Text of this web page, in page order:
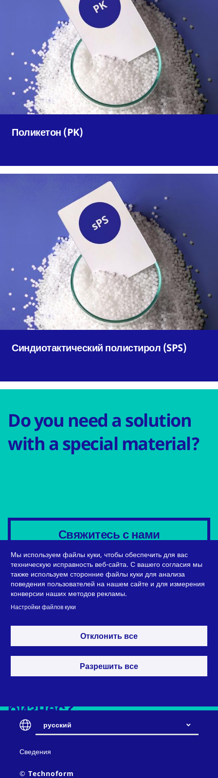
Поликетон (PK)
Синдиотактический полистирол (SPS)
Do you need a solution
with a special material?
Свяжитесь с нами
Хотите узнать больше
о том, как пластмассы
могут улучшить ваш
бизнес?
Мы используем файлы куки, чтобы обеспечить для вас
техническую исправность веб-сайта. С вашего согласия мы
также используем сторонние файлы куки для анализа
поведения пользователей на нашем сайте и для измерения
конверсии наших методов рекламы.
Настройки файлов куки
Отклонить все
Разрешить все
русский
Contact
and
Сведения
© Technoform